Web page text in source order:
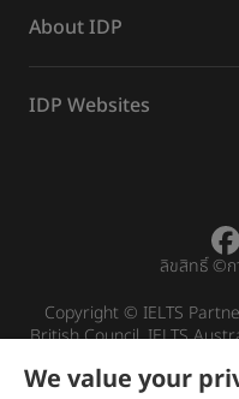
About IDP
IDP Websites
ลิขสิทธิ์©
Copyright © IELTS
British Council, IELTS
We value your